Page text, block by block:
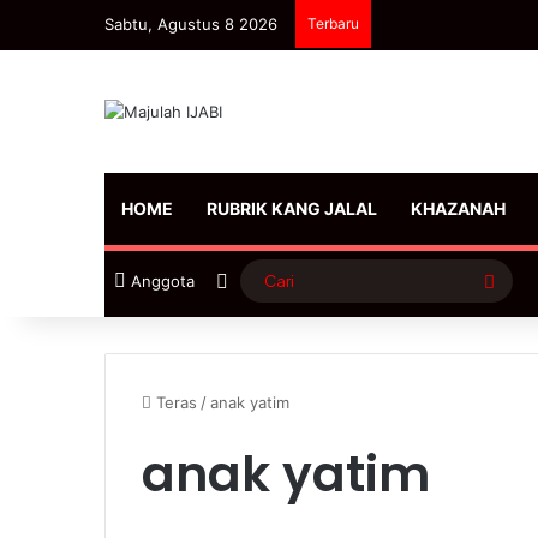
Sabtu, Agustus 8 2026 Terbaru
HOME RUBRIK KANG JALAL KHAZANAH
Anggota Sidebar Cari
Teras /anak yatim
anak yatim